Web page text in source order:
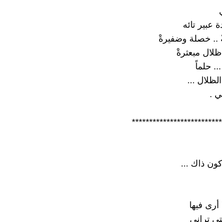
عبير تائه
.. خصلة وضفيرةْ
مبعثرةْ
حلماً
...
.
ذاك ...
فيها
تراني